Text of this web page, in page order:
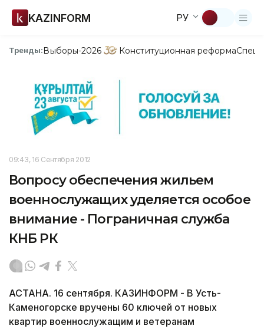
KAZINFORM РУ
Тренды:Выборы-2026 Конституционная реформа
09:43, 16 Сентября 2012
Вопросу обеспечения жильем
военнослужащих уделяется особое
внимание - Пограничная служба
КНБ РК
АСТАНА. 16 сентября. КАЗИНФОРМ - В Усть-
Каменогорске вручены 60 ключей от новых
квартир военнослужащим и ветеранам